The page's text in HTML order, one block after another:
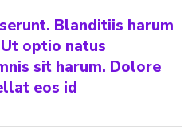
Blanditiis harum
optio natus
sit harum. Dolore
eos id